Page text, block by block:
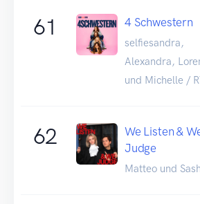
61 4 Schwestern
selfiesandra,
Alexandra,
und Michelle /
62
We Listen &
Judge
Matteo und